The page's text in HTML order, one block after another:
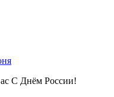
С Днём России!